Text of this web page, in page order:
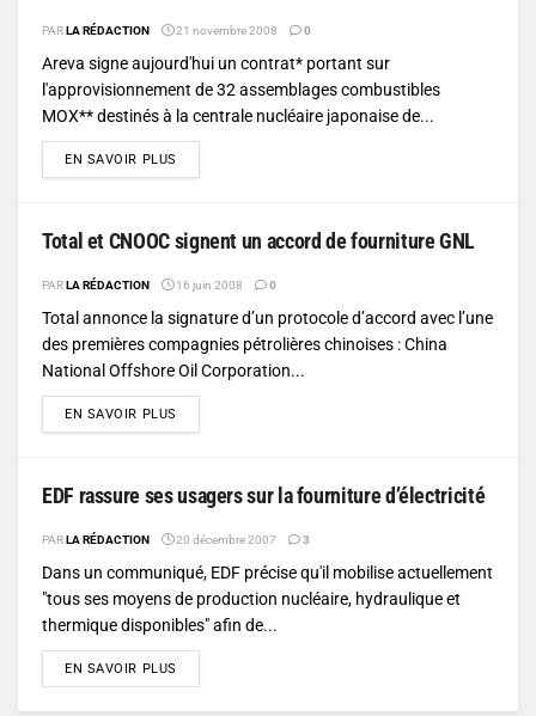
PARLA RÉDACTION 21 novembre 2008 0
Areva signe aujourd'hui un contrat* portant sur
l'approvisionnement de 32 assemblages combustibles
MOX** destinés à la centrale nucléaire japonaise de...
EN SAVOIR PLUS
Total et CNOOC signent un accord de fourniture GNL
PARLA RÉDACTION 16 juin 2008 0
Total annonce la signature d’un protocole d’accord avec l’une
des premières compagnies pétrolières chinoises : China
National Offshore Oil Corporation...
EN SAVOIR PLUS
EDF rassure ses usagers sur la fourniture d’électricité
PARLA RÉDACTION 20 décembre 2007 3
Dans un communiqué, EDF précise qu'il mobilise actuellement
"tous ses moyens de production nucléaire, hydraulique et
thermique disponibles" afin de...
EN SAVOIR PLUS